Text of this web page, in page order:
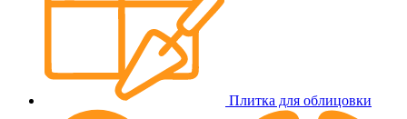
Плитка для облицовки